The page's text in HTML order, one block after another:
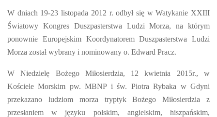
W dniach 19-23 listopada 2012 r. odbył się w Watykanie XXIII
Światowy Kongres Duszpasterstwa Ludzi Morza, na którym
ponownie Europejskim Koordynatorem Duszpasterstwa Ludzi
Morza został wybrany i nominowany o. Edward Pracz.
W Niedzielę Bożego Miłosierdzia, 12 kwietnia 2015r., w
Kościele Morskim pw. MBNP i św. Piotra Rybaka w Gdyni
przekazano ludziom morza tryptyk Bożego Miłosierdzia z
przesłaniem w języku polskim, angielskim, hiszpańskim,